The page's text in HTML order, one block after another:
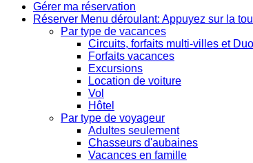
Gérer ma réservation
Réserver Menu déroulant: Appuyez sur la
Par type de vacances
Circuits, forfaits multi-villes et Duo
Forfaits vacances
Excursions
Location de voiture
Vol
Hôtel
Par type de voyageur
Adultes seulement
Chasseurs d'aubaines
Vacances en famille